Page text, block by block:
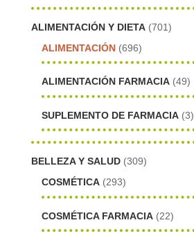
ALIMENTACIÓN Y DIETA (701)
ALIMENTACIÓN (696)
ALIMENTACIÓN FARMACIA (49)
SUPLEMENTO DE FARMACIA (3)
BELLEZA Y SALUD (309)
COSMÉTICA (293)
COSMÉTICA FARMACIA (22)